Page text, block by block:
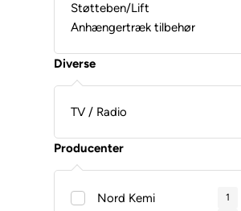
Støtteben/Lift
Anhængertræk tilbehør
Diverse
TV / Radio
Producenter
Nord Kemi 1